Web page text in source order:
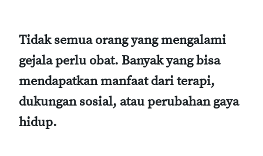
Tidak semua orang yang mengalami
gejala perlu obat. Banyak yang bisa
mendapatkan manfaat dari terapi,
dukungan sosial, atau perubahan gaya
hidup.